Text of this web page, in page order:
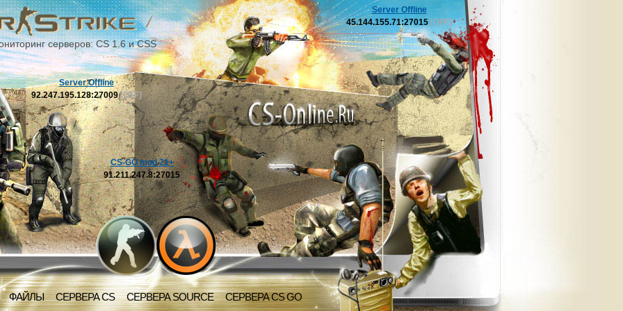
серверов: CS 1.6 и CSS
ФАЙЛЫ СЕРВЕРА CS СЕРВЕРА SOURCE СЕРВЕРА CS GO
Server Offline
92.247.195.128:27009[OFF]
CS-GO mod 21+
91.211.247.8:27015
Server Offline
45.144.155.71:27015 [OFF]